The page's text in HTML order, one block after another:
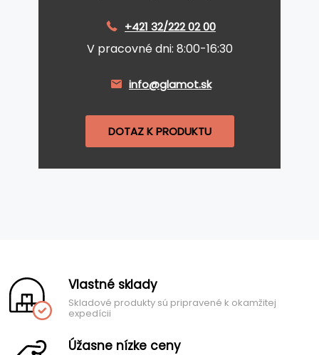
+421 32/222 02 00
V pracovné dni: 8:00-16:30
info@glamot.sk
DOTAZ K PRODUKTU
Vlastné sklady
Skladové produkty sú pripravené k okamžitej
expedícii
Úžasne nízke ceny